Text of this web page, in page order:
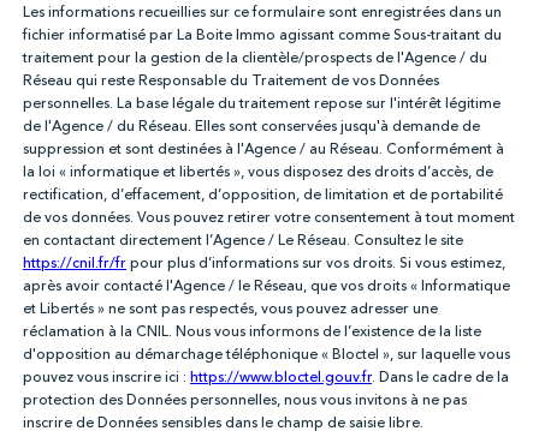
Les informations recueillies sur ce formulaire sont enregistrées dans un
fichier informatisé par La Boite Immo agissant comme Sous-traitant du
traitement pour la gestion de la clientèle/prospects de l'Agence / du
Réseau qui reste Responsable du Traitement de vos Données
personnelles. La base légale du traitement repose sur l'intérêt légitime
de l'Agence / du Réseau. Elles sont conservées jusqu'à demande de
suppression et sont destinées à l'Agence / au Réseau. Conformément à
la loi « informatique et libertés », vous disposez des droits d’accès, de
rectification, d’effacement, d’opposition, de limitation et de portabilité
de vos données. Vous pouvez retirer votre consentement à tout moment
en contactant directement l’Agence / Le Réseau. Consultez le site
https://cnil.fr/frpour plus d’informations sur vos droits. Si vous estimez,
après avoir contacté l'Agence / le Réseau, que vos droits « Informatique
et Libertés » ne sont pas respectés, vous pouvez adresser une
réclamation à la CNIL. Nous vous informons de l’existence de la liste
d'opposition au démarchage téléphonique « Bloctel », sur laquelle vous
pouvez vous inscrire ici : https://www.bloctel.gouv.fr. Dans le cadre de la
protection des Données personnelles, nous vous invitons à ne pas
inscrire de Données sensibles dans le champ de saisie libre.